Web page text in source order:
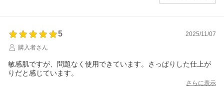
5
2025/11/07
購入者さん
敏感肌ですが、問題なく使用できています。さっぱりした仕上が
りだと感じています。
さらに表示